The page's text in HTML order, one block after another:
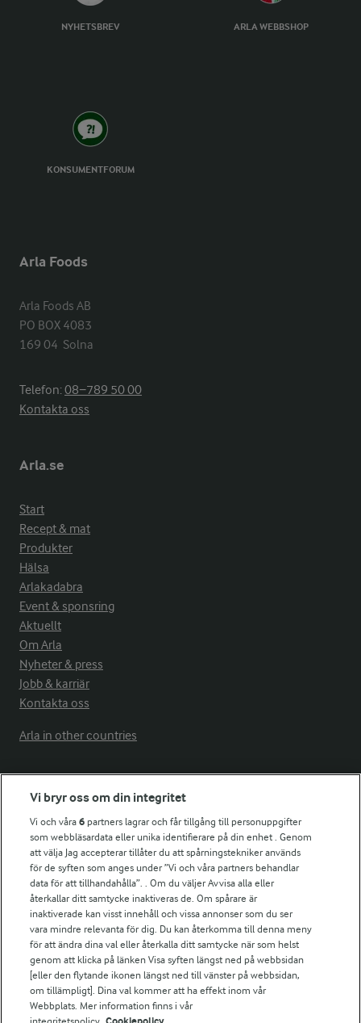
NYHETSBREV ARLA WEBBSHOP
KONSUMENTFORUM
Arla Foods
Arla Foods AB
PO BOX 4083
169 04  Solna
Telefon:08−789 50 00
Kontakta oss
Arla.se
Start
Recept & mat
Produkter
Hälsa
Arlakadabra
Event & sponsring
Aktuellt
Om Arla
Nyheter & press
Jobb & karriär
Kontakta oss
Arla in other countries
Fler Arlasajter
För ägare
Arlas kundportal
Arla.com
Falbygdens Ost
Arla webbshop
Bildbank
Följ oss
Vi bryr oss om din integritet
Vi och våra6 partners lagrar och får tillgång till personuppgifter
som webbläsardata eller unika identifierare på din enhet . Genom
att välja Jag accepterar tillåter du att spårningstekniker används
för de syften som anges under ”Vi och våra partners behandlar
data för att tillhandahålla”. . Om du väljer Avvisa alla eller
återkallar ditt samtycke inaktiveras de. Om spårare är
inaktiverade kan visst innehåll och vissa annonser som du ser
vara mindre relevanta för dig. Du kan återkomma till denna meny
för att ändra dina val eller återkalla ditt samtycke när som helst
genom att klicka på länken Visa syften längst ned på webbsidan
[eller den flytande ikonen längst ned till vänster på webbsidan,
om tillämpligt]. Dina val kommer att ha effekt inom vår
Webbplats. Mer information finns i vår